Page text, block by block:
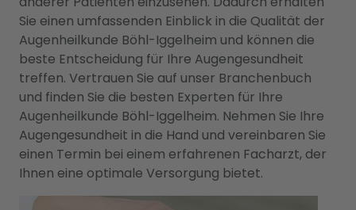
Sie einen umfassenden Einblick in die Qualität der
Augenheilkunde Böhl-Iggelheim und können die
beste Entscheidung für Ihre Augengesundheit
treffen. Vertrauen Sie auf unser Branchenbuch
und finden Sie die besten Experten für Ihre
Augenheilkunde Böhl-Iggelheim. Nehmen Sie Ihre
Augengesundheit in die Hand und vereinbaren Sie
einen Termin bei einem erfahrenen Facharzt, der
Ihnen eine optimale Versorgung bietet.